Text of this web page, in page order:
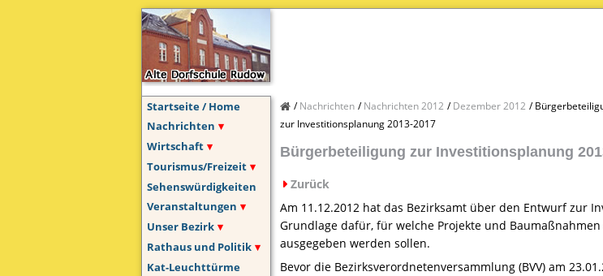
Startseite / Home
Nachrichten
Wirtschaft
Tourismus/Freizeit
Sehenswürdigkeiten
Veranstaltungen
Unser Bezirk
Rathaus und Politik
Kat-Leuchttürme
Nachrichten Nachrichten 2012 Dezember 2012
zur Investitionsplanung 2013-2017
Bürgerbeteiligung zur Investitionsplanung
Zurück
Am 11.12.2012 hat das Bezirksamt über den Entwurf zur
Grundlage dafür, für welche Projekte und
ausgegeben werden sollen.
Bevor die Bezirksverordnetenversammlung (BVV) am